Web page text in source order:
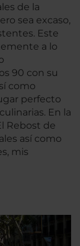
de la
sea excaso,
Este
a lo
90 con su
como
perfecto
En la
Rebost de
así como
mis